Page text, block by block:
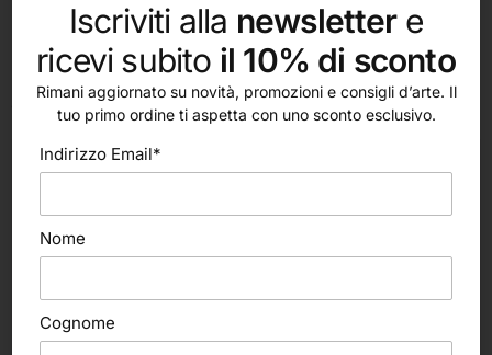
altri nostri prodotti
Iscriviti alla newslettere
ricevi subito il 10% di sconto
Rimani aggiornato su novità, promozioni e consigli d’arte. Il
tuo primo ordine ti aspetta con uno sconto esclusivo.
Indirizzo Email*
Nome
Cognome